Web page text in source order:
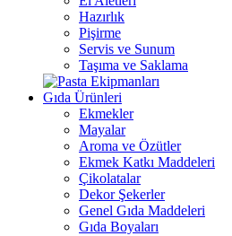
Hazırlık
Pişirme
Servis ve Sunum
Taşıma ve Saklama
Gıda Ürünleri
Ekmekler
Mayalar
Aroma ve Özütler
Ekmek Katkı Maddeleri
Çikolatalar
Dekor Şekerler
Genel Gıda Maddeleri
Gıda Boyaları